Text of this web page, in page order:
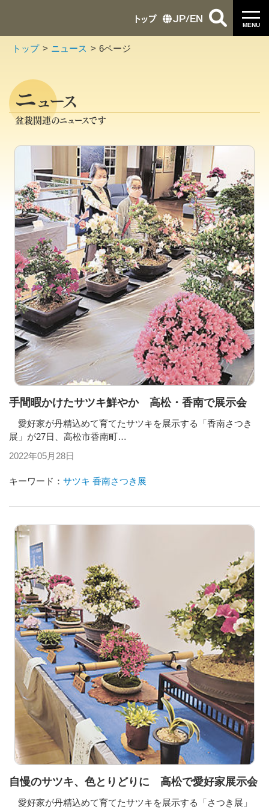
MENU
トップ JP/EN
トップ ニュース 6ページ
ニュース
盆栽関連のニュースです
手間暇かけたサツキ鮮やか 高松・香南で展示会
愛好家が丹精込めて育てたサツキを展示する「香南さつき
展」が27日、高松市香南町…
2022年05月28日
キーワード： サツキ 香南さつき展
自慢のサツキ、色とりどりに 高松で愛好家展示会
愛好家が丹精込めて育てたサツキを展示する「さつき展」